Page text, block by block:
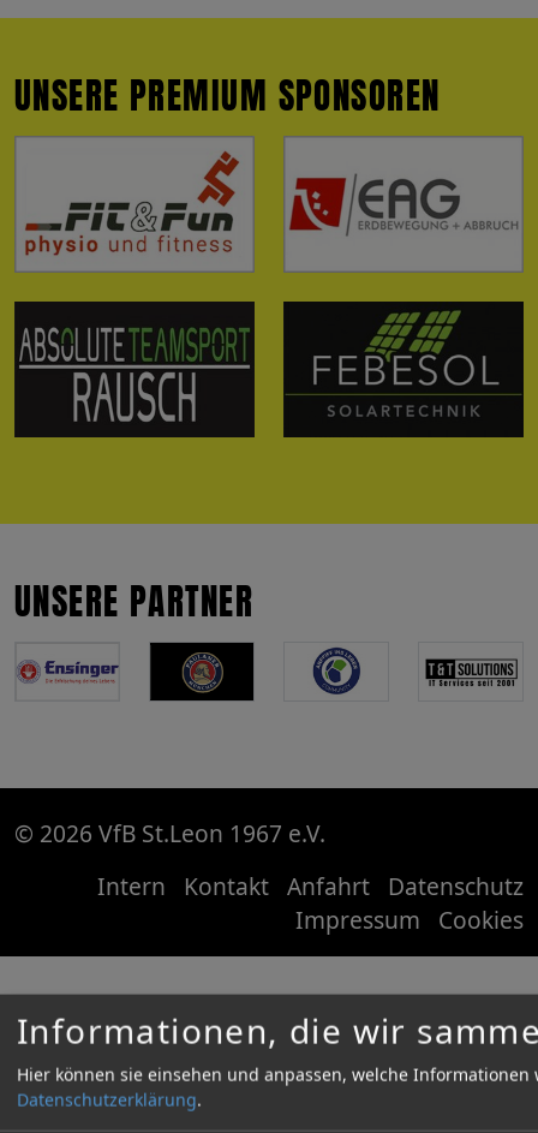
UNSERE PREMIUM SPONSOREN
UNSERE PARTNER
© 2026 VfB St.Leon 1967 e.V.
Intern
Kontakt Anfahrt
Datenschutz
Impressum
Cookies
Informationen, die wir
Hier können sie einsehen und anpassen, welche
Datenschutzerklärung.